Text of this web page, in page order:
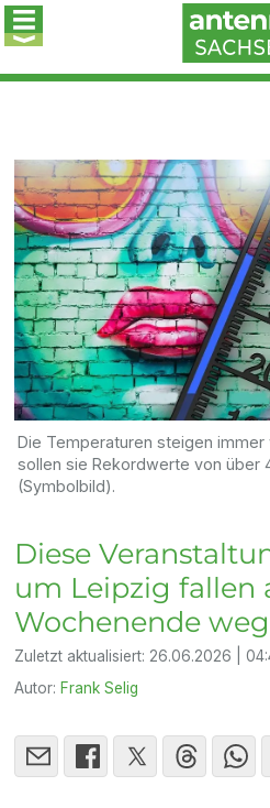
Die Temperaturen steigen
sollen sie Rekordwerte von über
(Symbolbild).
Diese
um Leipzig fallen
Wochenende
Zuletzt aktualisiert: 26.06.2026 |
Autor: Frank Selig